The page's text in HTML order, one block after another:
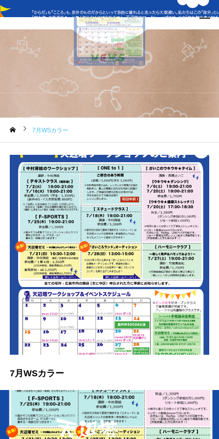
7月WSカラー
7月WSカラー